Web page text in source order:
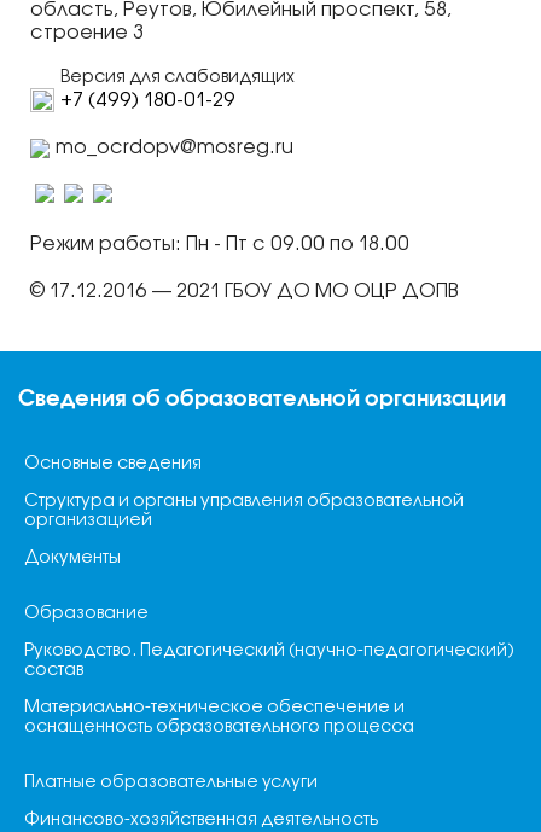
область, Реутов, Юбилейный проспект, 58,
строение 3
Версия для слабовидящих
+7 (499) 180-01-29
mo_ocrdopv@mosreg.ru
Режим работы: Пн - Пт с 09.00 по 18.00
© 17.12.2016 — 2021 ГБОУ ДО МО ОЦР ДОПВ
Сведения об образовательной организации
Основные сведения
Структура и органы управления образовательной
организацией
Документы
Образование
Руководство. Педагогический (научно-педагогический)
состав
Материально-техническое обеспечение и
оснащенность образовательного процесса
Платные образовательные услуги
Финансово-хозяйственная деятельность